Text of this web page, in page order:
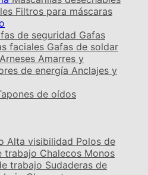
Filtros para máscaras
de seguridad Gafas
faciales Gafas de soldar
Arneses Amarres y
de energía Anclajes y
de oídos
Alta visibilidad Polos de
trabajo Chalecos Monos
trabajo Sudaderas de